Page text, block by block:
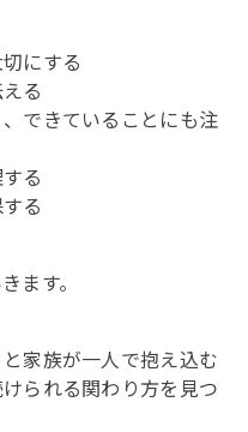
にする
る
できていることにも注
る
る
ます。
家族が一人で抱え込む
られる関わり方を見つ